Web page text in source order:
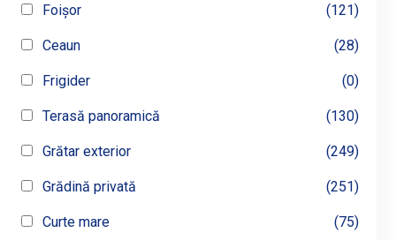
Foișor (121)
Ceaun (28)
Frigider (0)
Terasă panoramică (130)
Grătar exterior (249)
Grădină privată (251)
Curte mare (75)